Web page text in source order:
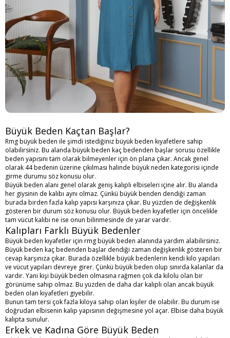
Büyük Beden Kaçtan Başlar?
Rmg büyük beden ile şimdi istediğiniz büyük beden kıyafetlere sahip
olabilirsiniz. Bu alanda büyük beden kaç bedenden başlar sorusu özellikle
beden yapısını tam olarak bilmeyenler için ön plana çıkar. Ancak genel
olarak 44 bedenin üzerine çıkılması halinde büyük neden kategorisi içinde
girme durumu söz konusu olur.
Büyük beden alanı genel olarak geniş kalıplı elbiseleri içine alır. Bu alanda
her giysinin de kalıbı aynı olmaz. Çünkü büyük benden dendiği zaman
burada birden fazla kalıp yapısı karşınıza çıkar. Bu yüzden de değişkenlik
gösteren bir durum söz konusu olur. Büyük beden kıyafetler için öncelikle
tam vücut kalıbı ne ise onun bilinmesinde de yarar vardır.
Kalıpları Farklı Büyük Bedenler
Büyük beden kıyafetler için rmg büyük beden alanında yardım alabilirsiniz.
Büyük beden kaç bedenden başlar dendiği zaman değişkenlik gösteren bir
cevap karşınıza çıkar. Burada özellikle büyük bedenlerin kendi kilo yapıları
ve vücut yapıları devreye girer. Çünkü büyük beden olup sınırda kalanlar da
vardır. Yani kişi büyük beden olmasına rağmen çok da kilolu olan bir
görünüme sahip olmaz. Bu yüzden de daha dar kalıplı olan ancak büyük
beden olan kıyafetleri giyebilir.
Bunun tam tersi çok fazla kiloya sahip olan kişiler de olabilir. Bu durum ise
doğrudan elbisenin kalıp yapısının değişmesine yol açar. Elbise daha büyük
kalıpta sunulur.
Erkek ve Kadına Göre Büyük Beden